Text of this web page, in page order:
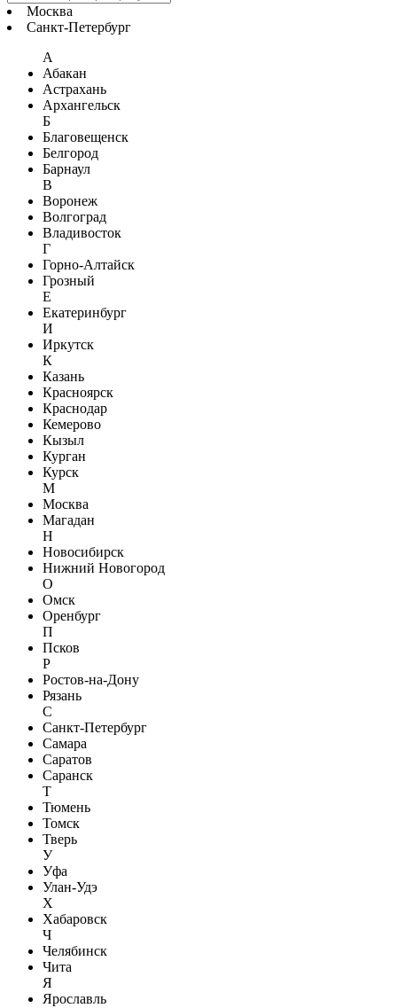
Москва
Санкт-Петербург
А
Абакан
Астрахань
Архангельск
Б
Благовещенск
Белгород
Барнаул
В
Воронеж
Волгоград
Владивосток
Г
Горно-Алтайск
Грозный
Е
Екатеринбург
И
Иркутск
К
Казань
Красноярск
Краснодар
Кемерово
Кызыл
Курган
Курск
М
Москва
Магадан
Н
Новосибирск
Нижний Новогород
О
Омск
Оренбург
П
Псков
Р
Ростов-на-Дону
Рязань
С
Санкт-Петербург
Самара
Саратов
Саранск
Т
Тюмень
Томск
Тверь
У
Уфа
Улан-Удэ
Х
Хабаровск
Ч
Челябинск
Чита
Я
Ярославль